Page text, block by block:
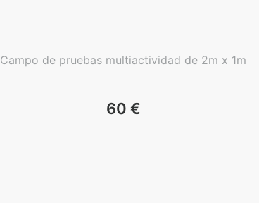
Campo de pruebas multiactividad de 2m x 1m
60 €